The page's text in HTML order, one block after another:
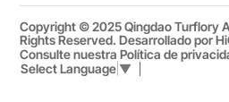
Copyright © 2025 Qingdao Turflory
Rights Reserved.Desarrollado por
Consulte nuestra Política de
Select Language ▼